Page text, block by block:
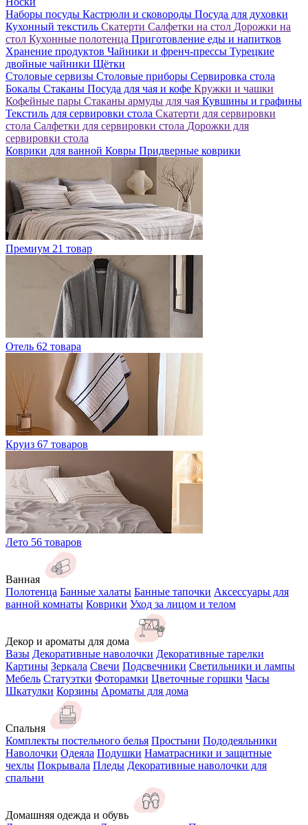
Наборы посуды Кастрюли и сковороды Посуда для духовки
Кухонный текстиль Скатерти Салфетки на стол Дорожки на
стол Кухонные полотенца Приготовление еды и напитков
Хранение продуктов Чайники и френч-прессы Турецкие
двойные чайники Щётки
Столовые сервизы Столовые приборы Сервировка стола
Бокалы Стаканы Посуда для чая и кофе Кружки и чашки
Кофейные пары Стаканы армуды для чая Кувшины и графины
Текстиль для сервировки стола Скатерти для сервировки
стола Салфетки для сервировки стола Дорожки для
сервировки стола
Коврики для ванной Ковры Придверные коврики
Премиум 21 товар
Отель 62 товара
Круиз 67 товаров
Лето 56 товаров
Ванная
Полотенца Банные халаты Банные тапочки Аксессуары для
ванной комнаты Коврики Уход за лицом и телом
Декор и ароматы для дома
Вазы Декоративные наволочки Декоративные тарелки
Картины Зеркала Свечи Подсвечники Светильники и лампы
Мебель Статуэтки Фоторамки Цветочные горшки Часы
Шкатулки Корзины Ароматы для дома
Спальня
Комплекты постельного белья Простыни Пододеяльники
Наволочки Одеяла Подушки Наматрасники и защитные
чехлы Покрывала Пледы Декоративные наволочки для
спальни
Домашняя одежда и обувь